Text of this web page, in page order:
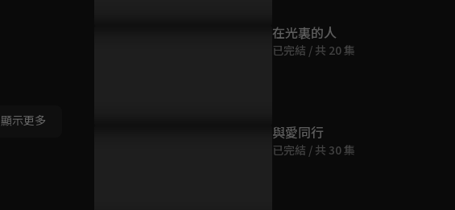
顯示更多
在光裏的人
已完結 / 共 20 集
與愛同行
已完結 / 共 30 集